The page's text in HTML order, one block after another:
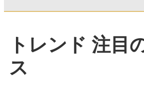
トレンド 注目
ス